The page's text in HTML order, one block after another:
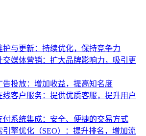
护与更新：持续优化，保持竞争力
交媒体营销：扩大品牌影响力，吸引更
告投放：增加收益，提高知名度
线客户服务：提供优质客服，提升用户
付系统集成：安全、便捷的交易方式
引擎优化（SEO）：提升排名，增加流